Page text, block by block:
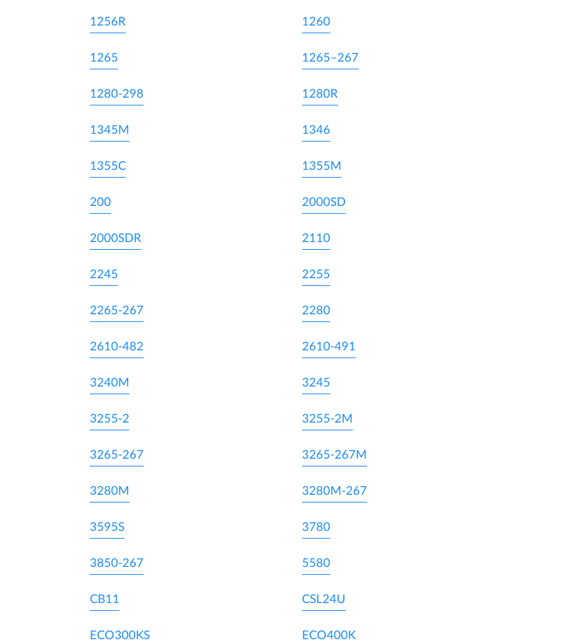
1256R 1260
1265 1265–267
1280-298 1280R
1345M 1346
1355C 1355M
200 2000SD
2000SDR 2110
2245 2255
2265-267 2280
2610-482 2610-491
3240M 3245
3255-2 3255-2M
3265-267 3265-267M
3280M 3280M-267
3595S 3780
3850-267 5580
CB11 CSL24U
ECO300KS ECO400K